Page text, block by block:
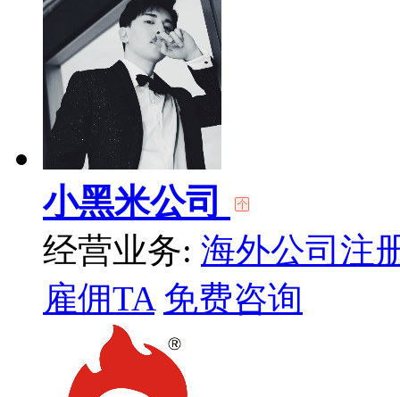
小黑米公司
经营业务: 海外公司注
雇佣TA 免费咨询